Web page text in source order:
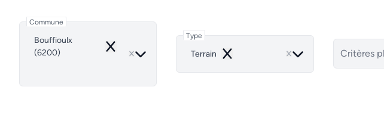
Commune
Bouffioulx
(6200)
Remove
Type
Terrain
Remove Critères